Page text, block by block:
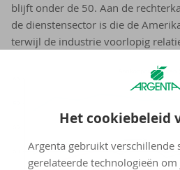
Het cookiebeleid
Argenta gebruikt verschillende
gerelateerde technologieën
blijft onder de 50. Aan de
de dienstensector is die de
terwijl de industrie voorlopig